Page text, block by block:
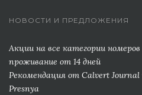
НОВОСТИ И ПРЕДЛОЖЕНИЯ
Акции на все категории
проживание от 14 дней
Рекомендация от Сalvert
Presnya